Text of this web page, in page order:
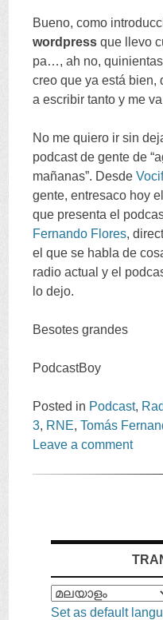
Bueno,como
wordpress que llevo
pa…,ah no,
creo que ya está bien,
a escribir tanto y me
No me quiero ir sin
podcast de gente de “
mañanas”. Desde
gente,entresaco hoy
que presenta el
Fernando Flores,
el que se habla de
radio actual y el
lo dejo.
Besotes grandes
PodcastBoy
Posted in Podcast,
3, RNE,Tomás
Leave a comment
Set as default